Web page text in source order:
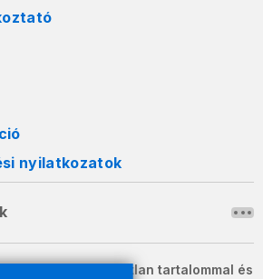
nyilatkozatok
információk változatlan tartalommal és